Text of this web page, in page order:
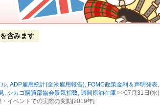
含みます
, ADP雇用統計(全米雇用報告), FOMC政策金利＆声明発表,
, シカゴ購買部協会景気指数, 週間原油在庫 >>07月31日(水)
イベントでの実際の変動[2019年]